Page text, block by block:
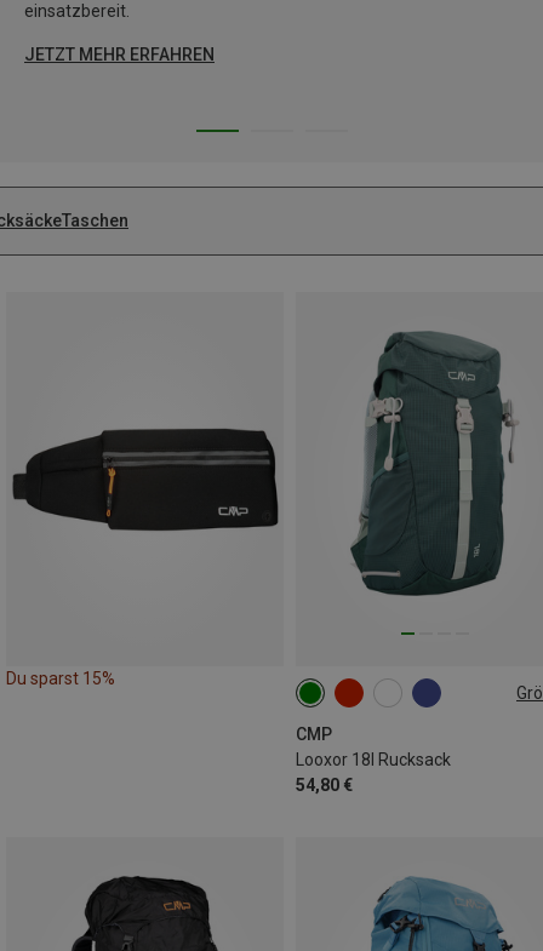
einsatzbereit.
JETZT MEHR ERFAHREN
Taschen
Du sparst 15%
CMP
Looxor 18l Rucksack
54,80 €
18L